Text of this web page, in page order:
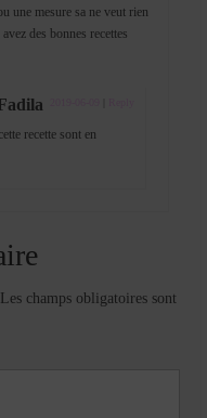
une mesure sa ne veut rien
des bonnes recettes
recette sont en
Les champs obligatoires sont